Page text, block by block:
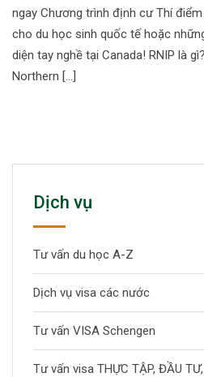
ngay Chương trình định cư Thí điểm
cho du học sinh quốc tế hoặc
diện tay nghề tại Canada! RNIP là
Northern […]
Dịch vụ
Tư vấn du học A-Z
Dịch vụ visa các nước
Tư vấn VISA Schengen
Tư vấn visa THỰC TẬP, ĐẦU